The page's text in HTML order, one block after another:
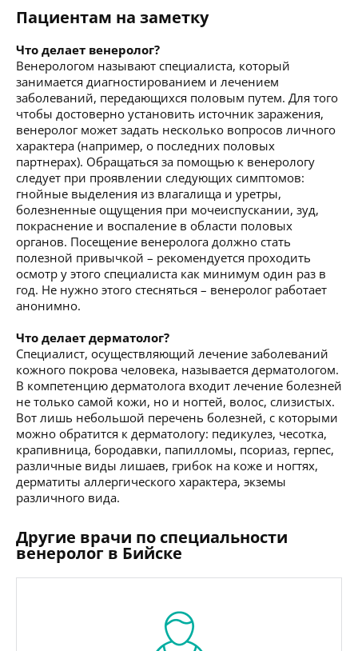
Пациентам на заметку
Что делает венеролог?
Венерологом называют специалиста, который
занимается диагностированием и лечением
заболеваний, передающихся половым путем. Для того
чтобы достоверно установить источник заражения,
венеролог может задать несколько вопросов личного
характера (например, о последних половых
партнерах). Обращаться за помощью к венерологу
следует при проявлении следующих симптомов:
гнойные выделения из влагалища и уретры,
болезненные ощущения при мочеиспускании, зуд,
покраснение и воспаление в области половых
органов. Посещение венеролога должно стать
полезной привычкой – рекомендуется проходить
осмотр у этого специалиста как минимум один раз в
год. Не нужно этого стесняться – венеролог работает
анонимно.
Что делает дерматолог?
Специалист, осуществляющий лечение заболеваний
кожного покрова человека, называется дерматологом.
В компетенцию дерматолога входит лечение болезней
не только самой кожи, но и ногтей, волос, слизистых.
Вот лишь небольшой перечень болезней, с которыми
можно обратится к дерматологу: педикулез, чесотка,
крапивница, бородавки, папилломы, псориаз, герпес,
различные виды лишаев, грибок на коже и ногтях,
дерматиты аллергического характера, экземы
различного вида.
Другие врачи по специальности
венеролог в Бийске